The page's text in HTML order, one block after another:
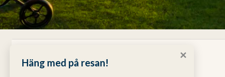
Fel ×
Häng med på resan!